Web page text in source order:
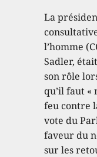
La
l’homme
Sadler,
son rôle
qu’il faut
feu contre
vote du
faveur du
sur les